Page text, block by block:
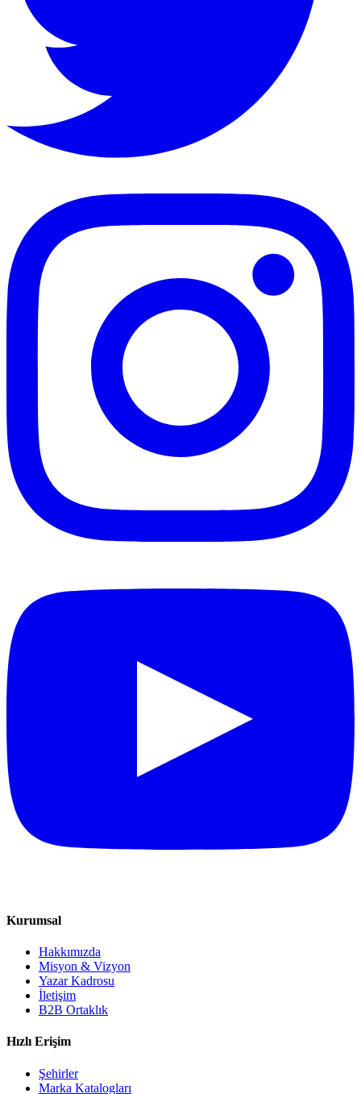
Kurumsal
Hakkımızda
Misyon & Vizyon
Yazar Kadrosu
İletişim
B2B Ortaklık
Hızlı Erişim
Şehirler
Marka Katalogları